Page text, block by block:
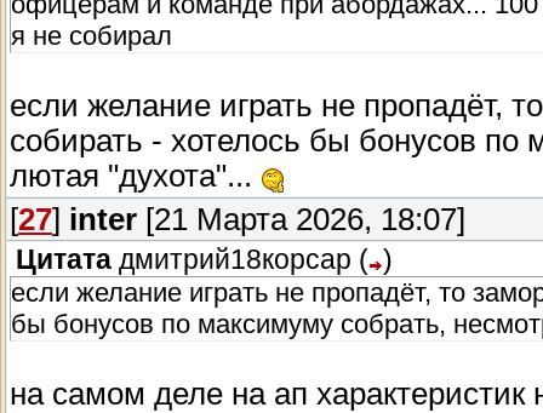
я не собирал
если желание играть не пропадёт,
собирать - хотелось бы бонусов по
лютая "духота"...
[27] inter [21 Марта 2026, 18:07]
Цитата дмитрий18корсар ( )
если желание играть не пропадёт, то
бы бонусов по максимуму собрать,
на самом деле на ап